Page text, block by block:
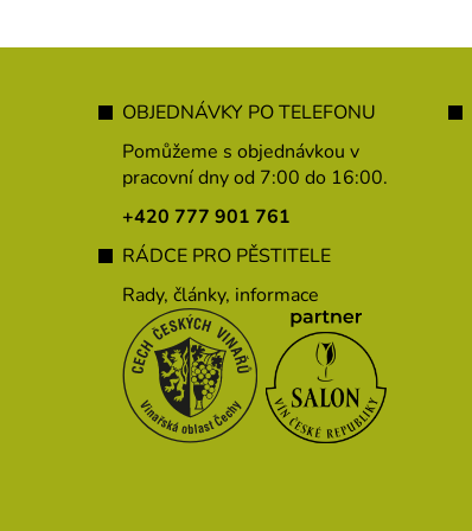
OBJEDNÁVKY PO TELEFONU
Pomůžeme s objednávkou v
pracovní dny od 7:00 do 16:00.
+420 777 901 761
RÁDCE PRO PĚSTITELE
Rady, články, informace